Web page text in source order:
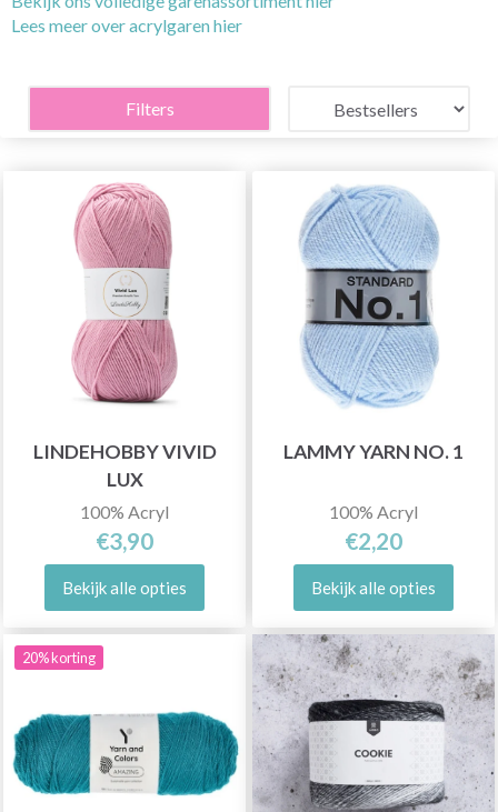
Lees meer over acrylgaren hier
Filters
LINDEHOBBY VIVID
LUX
100% Acryl
€3,90
Bekijk alle opties
LAMMY YARN NO. 1
100% Acryl
€2,20
Bekijk alle opties
20% korting